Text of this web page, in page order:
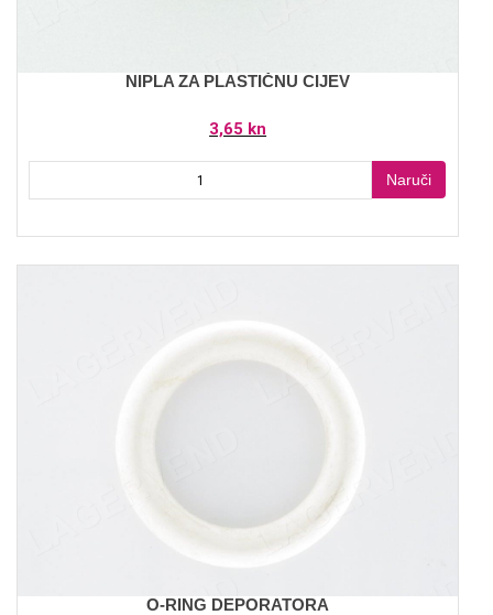
NIPLA ZA PLASTIČNU CIJEV
3,65 kn
Naruči
O-RING DEPORATORA